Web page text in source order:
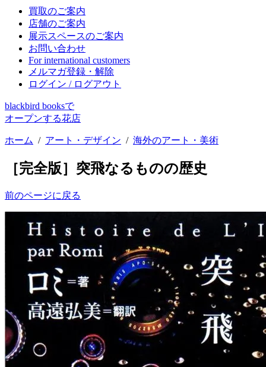
買取のご案内
店舗のご案内
展示スペースのご案内
お問い合わせ
For international customers
メルマガ登録・解除
ログイン / ログアウト
blackbird booksで
オープンする花店
ホーム / アート・デザイン / 海外のアート・美術
［完全版］突飛なるものの歴史
前のページに戻る